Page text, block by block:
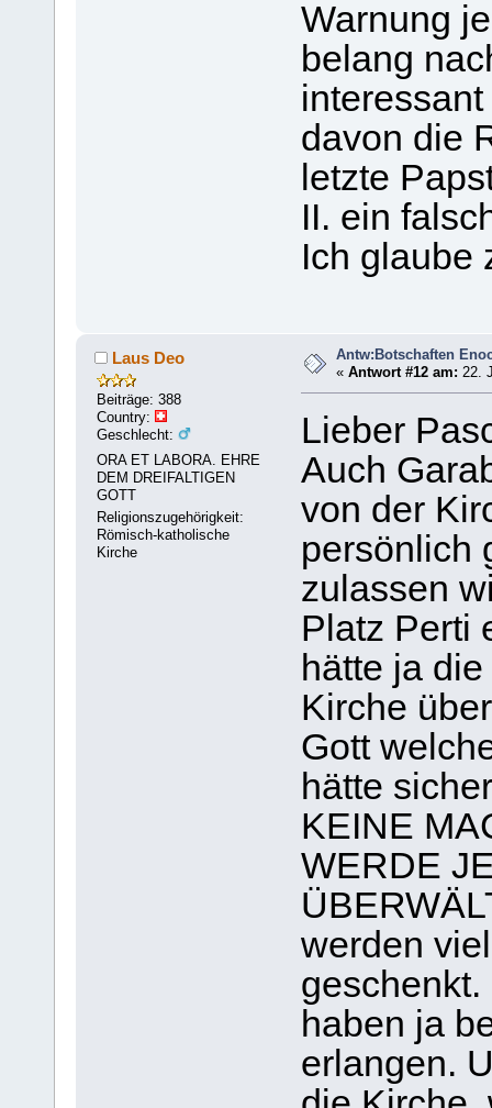
Warnung
belang
davon die
letzte
II. ein
Ich glaube
Laus Deo
Beiträge: 388
Country:
Geschlecht:
ORA ET LABORA. EHRE
DEM DREIFALTIGEN
GOTT
Religionszugehörigkeit:
Römisch-katholische
Kirche
Antw:Botschaften
«Antwort #12 am: 22.
Lieber
Auch
von der
persönlich
zulassen
Platz Perti
hätte ja
Kirche
Gott
hätte
KEINE
WERDE
werden
haben ja
erlangen.